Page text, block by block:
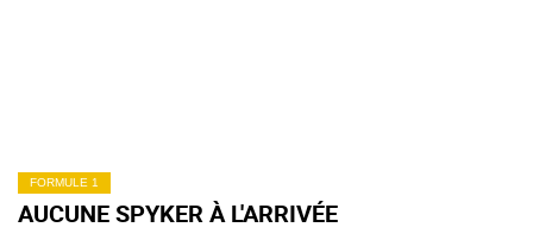
FORMULE 1
AUCUNE SPYKER À L'ARRIVÉE